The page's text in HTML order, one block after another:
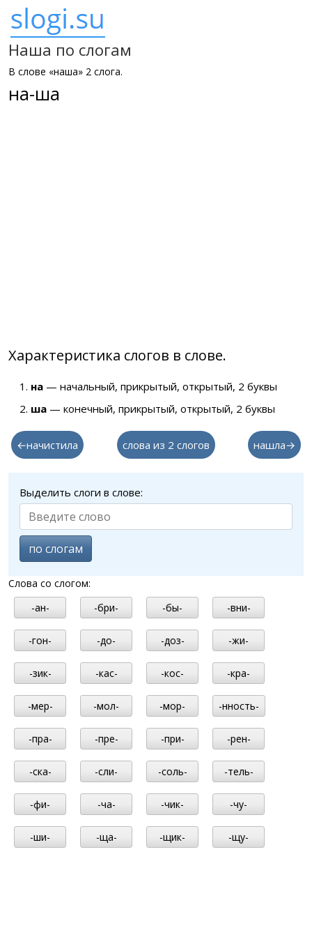
Наша по слогам
В слове «наша» 2 слога.
на-ша
Характеристика слогов в слове.
на — начальный, прикрытый, открытый, 2 буквы
ша — конечный, прикрытый, открытый, 2 буквы
←начистила слова из 2 слогов нашла→
Выделить слоги в слове:
по слогам
Слова со слогом:
-ан-
-бри- -бы- -вни-
-гон- -до- -доз- -жи-
-зик- -кас- -кос- -кра-
-мер- -мол- -мор- -нность-
-пра- -пре- -при- -рен-
-ска- -сли- -соль- -тель-
-фи- -ча- -чик- -чу-
-ши- -ща- -щик- -щу-